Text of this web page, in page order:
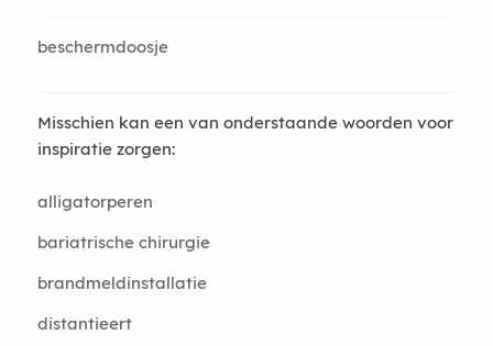
beschermdoosje
Misschien kan een van onderstaande woorden voor
inspiratie zorgen:
alligatorperen
bariatrische chirurgie
brandmeldinstallatie
distantieert